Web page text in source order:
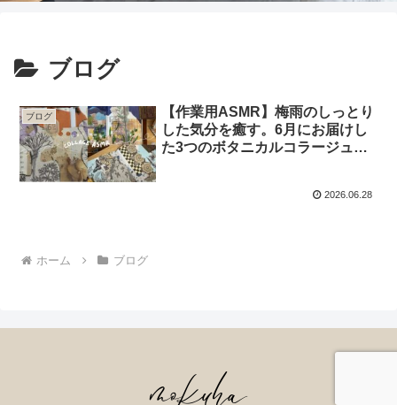
ブログ
ブログ
【作業用ASMR】梅雨のしっとり
した気分を癒す。6月にお届けし
た3つのボタニカルコラージュま
2026.06.28
ホーム ブログ